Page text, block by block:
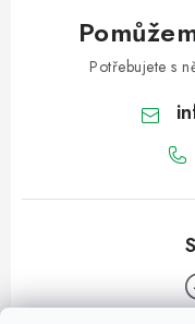
Potřebujete s